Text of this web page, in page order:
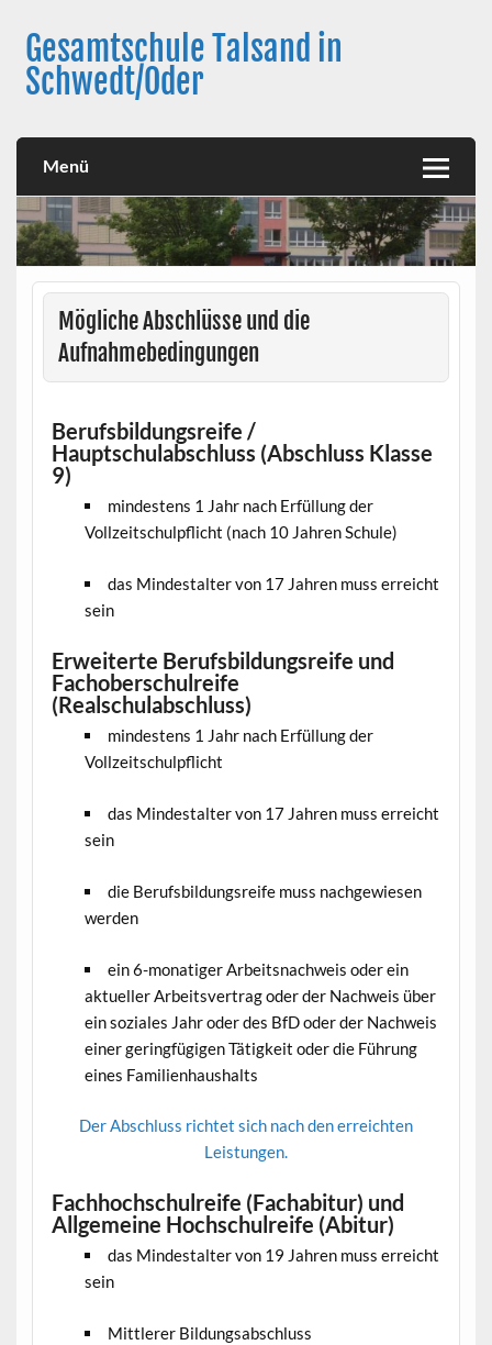
contentGesamtschule Talsand in
Schwedt/Oder
Menü
Mögliche Abschlüsse und die
Aufnahmebedingungen
Berufsbildungsreife /
Hauptschulabschluss (Abschluss Klasse
9)
mindestens 1 Jahr nach Erfüllung der
Vollzeitschulpflicht (nach 10 Jahren Schule)
das Mindestalter von 17 Jahren muss erreicht
sein
Erweiterte Berufsbildungsreife und
Fachoberschulreife
(Realschulabschluss)
mindestens 1 Jahr nach Erfüllung der
Vollzeitschulpflicht
das Mindestalter von 17 Jahren muss erreicht
sein
die Berufsbildungsreife muss nachgewiesen
werden
ein 6-monatiger Arbeitsnachweis oder ein
aktueller Arbeitsvertrag oder der Nachweis über
ein soziales Jahr oder des BfD oder der Nachweis
einer geringfügigen Tätigkeit oder die Führung
eines Familienhaushalts
Der Abschluss richtet sich nach den erreichten
Leistungen.
Fachhochschulreife (Fachabitur) und
Allgemeine Hochschulreife (Abitur)
das Mindestalter von 19 Jahren muss erreicht
sein
Mittlerer Bildungsabschluss